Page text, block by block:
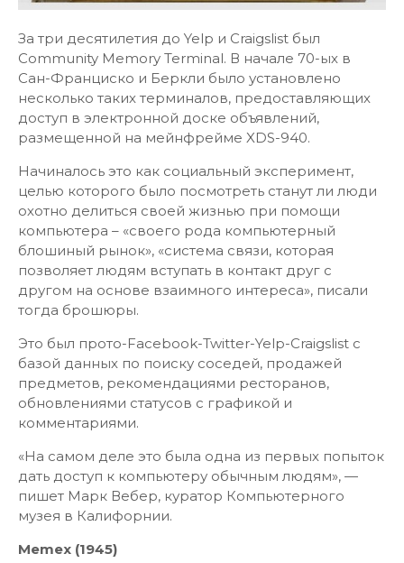
За три десятилетия до Yelp и Craigslist был
Community Memory Terminal. В начале 70-ых в
Сан-Франциско и Беркли было установлено
несколько таких терминалов, предоставляющих
доступ в электронной доске объявлений,
размещенной на мейнфрейме XDS-940.
Начиналось это как социальный эксперимент,
целью которого было посмотреть станут ли люди
охотно делиться своей жизнью при помощи
компьютера – «своего рода компьютерный
блошиный рынок», «система связи, которая
позволяет людям вступать в контакт друг с
другом на основе взаимного интереса», писали
тогда брошюры.
Это был прото-Facebook-Twitter-Yelp-Craigslist с
базой данных по поиску соседей, продажей
предметов, рекомендациями ресторанов,
обновлениями статусов с графикой и
комментариями.
«На самом деле это была одна из первых попыток
дать доступ к компьютеру обычным людям», —
пишет Марк Вебер, куратор Компьютерного
музея в Калифорнии.
Memex (1945)